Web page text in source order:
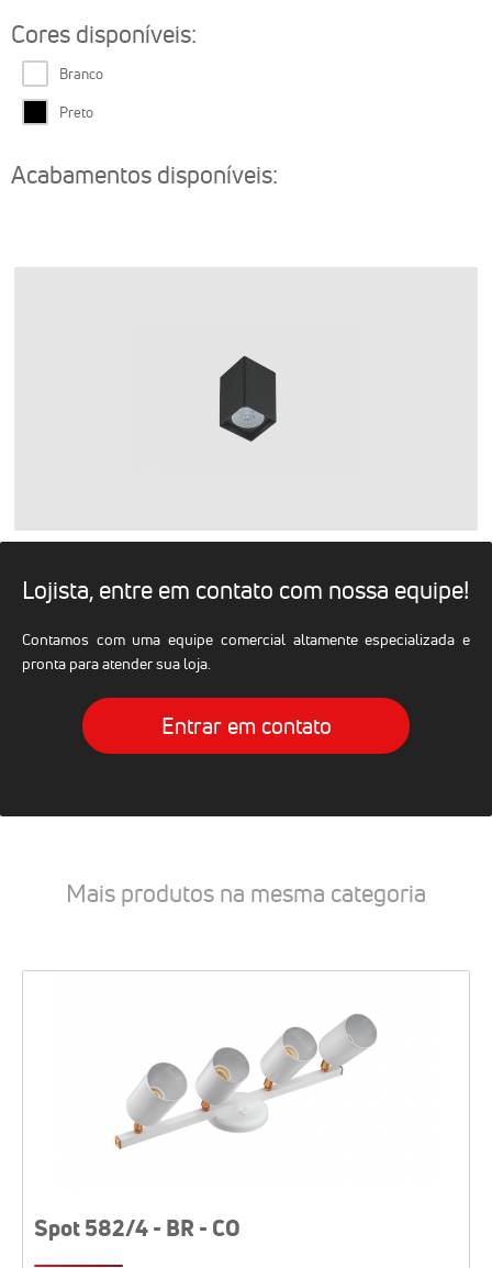
Cores disponíveis:
Branco
Preto
Acabamentos disponíveis:
Lojista, entre em contato com nossa equipe!
Contamos com uma equipe comercial altamente especializada e
pronta para atender sua loja.
Entrar em contato
Mais produtos na mesma categoria
Spot 582/4 - BR - CO